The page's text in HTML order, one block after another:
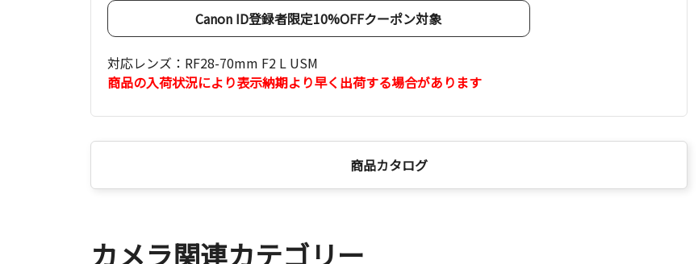
Canon ID登録者限定10%OFFクーポン対象
対応レンズ：RF28-70mm F2 L USM
商品の入荷状況により表示納期より早く出荷する場合があります
商品カタログ
カメラ関連カテゴリー